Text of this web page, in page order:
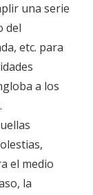
una serie
del
etc. para
a los
el medio
la